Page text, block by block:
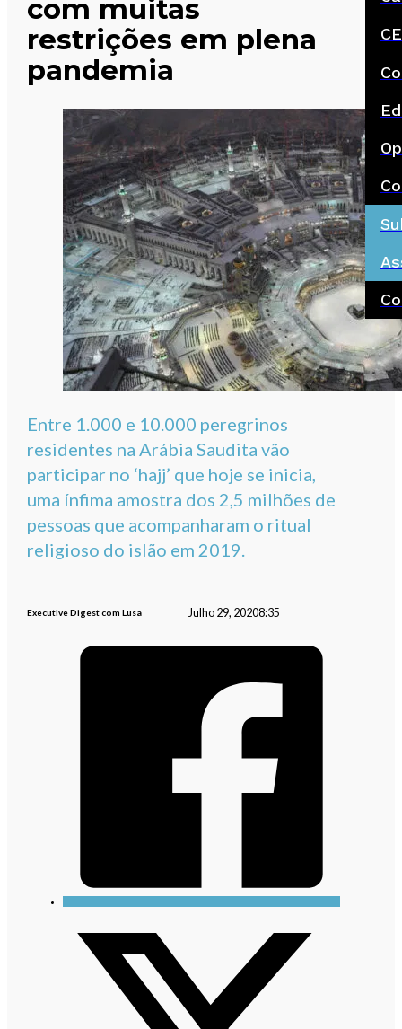
com muitas
restrições em plena
pandemia
Entre 1.000 e 10.000 peregrinos
residentes na Arábia Saudita vão
participar no ‘hajj’ que hoje se inicia,
uma ínfima amostra dos 2,5 milhões de
pessoas que acompanharam o ritual
religioso do islão em 2019.
Executive Digest com Lusa Julho 29, 20208:35